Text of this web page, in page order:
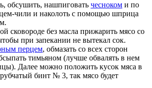
обсушить, нашпиговать чесноком и по
чили и наколоть с помощью шприца
сковороде без масла прижарить мясо со
при запекании не вытекал сок.
перцем, обмазать со всех сторон
тимьяном (лучше обвалять в нем
Далее можно положить кусок мяса в
бинт № 3, так мясо будет